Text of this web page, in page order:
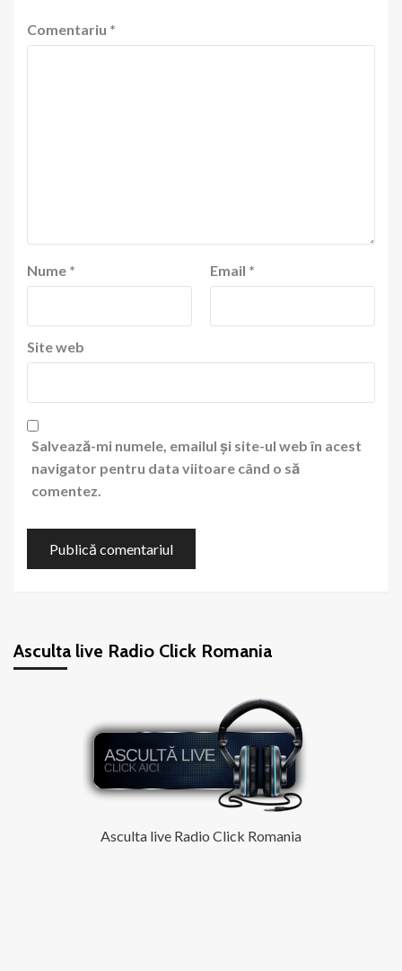
Comentariu *
Nume * Email *
Site web
Salvează-mi numele, emailul și site-ul web în acest
navigator pentru data viitoare când o să
comentez.
Asculta live Radio Click Romania
Asculta live Radio Click Romania